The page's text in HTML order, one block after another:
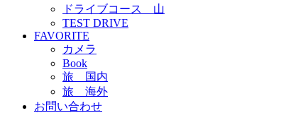
ドライブコース 山
TEST DRIVE
FAVORITE
カメラ
Book
旅 国内
旅 海外
お問い合わせ